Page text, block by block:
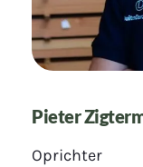
Pieter
Oprichter